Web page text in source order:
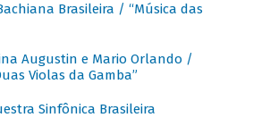
Brasileira / “Música das
Augustin e Mario Orlando /
Violas da Gamba”
Sinfônica Brasileira